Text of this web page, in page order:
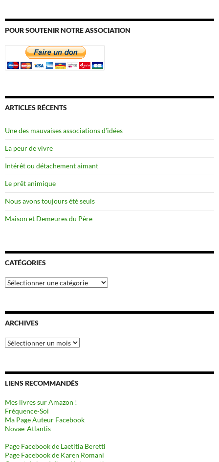
POUR SOUTENIR NOTRE ASSOCIATION
ARTICLES RÉCENTS
Une des mauvaises associations d’idées
La peur de vivre
Intérêt ou détachement aimant
Le prêt animique
Nous avons toujours été seuls
Maison et Demeures du Père
CATÉGORIES
Catégories
ARCHIVES
Archives
LIENS RECOMMANDÉS
Mes livres sur Amazon !
Fréquence-Soi
Ma Page Auteur Facebook
Novae-Atlantis
Page Facebook de Laetitia Beretti
Page Facebook de Karen Romani